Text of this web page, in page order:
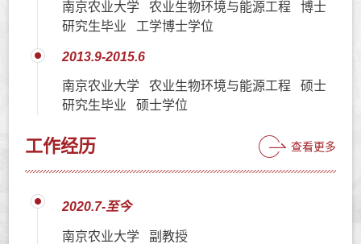
南京农业大学 农业生物环境与能源工程 博士
研究生毕业 工学博士学位
2013.9-2015.6
南京农业大学 农业生物环境与能源工程 硕士
研究生毕业 硕士学位
工作经历 查看更多
2020.7-至今
南京农业大学 副教授